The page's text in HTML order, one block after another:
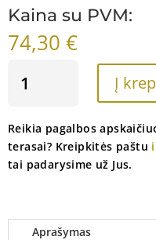
Kaina su PVM:
74,30 €
KIEKIS:
TERASOMS
A4
4.8X60
Į
Reikia pagalbos
terasai? Kreipkitės paštu
tai padarysime už Jus.
Aprašymas